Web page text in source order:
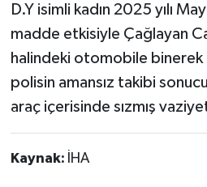
D.Y isimli kadın 2025 yılı
madde etkisiyle Çağlayan
halindeki otomobile
polisin amansız takibi
araç içerisinde sızmış
Kaynak: İHA